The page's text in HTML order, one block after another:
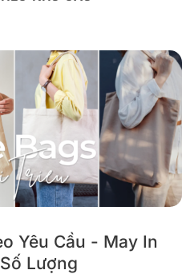
Yêu Cầu - May In
Lượng